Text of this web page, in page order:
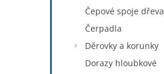
Čepové spoje dřeva
Čerpadla
Děrovky a korunky
Dorazy hloubkové